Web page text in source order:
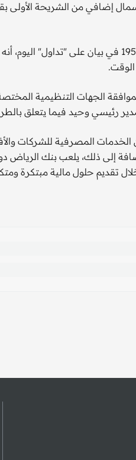
وأوضح بنك الرياض الذي تأسس في 1957 في
الجهات التنظيمية
رئيسي وحيد فيما يتعلق
المصرفية للشركات
إلى ذلك، يلعب بنك الرياض
تقديم حلول مالية مبتكرة